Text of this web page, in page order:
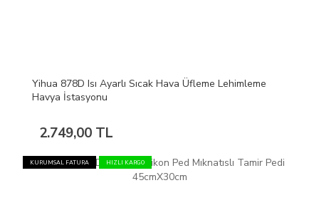
Yihua 878D Isı Ayarlı Sıcak Hava Üfleme Lehimleme
Havya İstasyonu
2.749,00 TL
KURUMSAL FATURA HIZLI KARGO